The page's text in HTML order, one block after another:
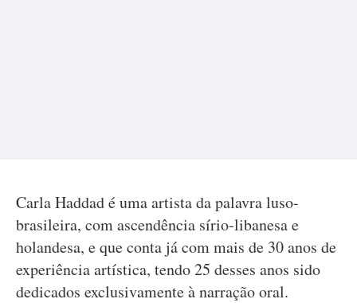
Carla Haddad é uma artista da palavra luso-
brasileira, com ascendência sírio-libanesa e
holandesa, e que conta já com mais de 30 anos de
experiência artística, tendo 25 desses anos sido
dedicados exclusivamente à narração oral.